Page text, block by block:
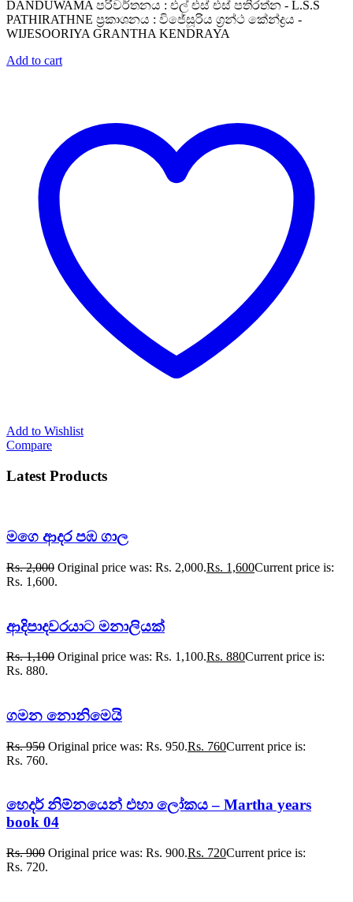
DANDUWAMA පරිවර්තනය : එල් එස් එස් පතිරත්න - L.S.S
PATHIRATHNE ප්‍රකාශනය : විජේසූරිය ග්‍රන්ථ කේන්ද්‍රය -
WIJESOORIYA GRANTHA KENDRAYA
Add to cart
Add to Wishlist
Compare
Latest Products
මගෙ ආදර පඹ ගාල
Rs.2,000 Original price was: Rs. 2,000.Rs. 1,600Current price is:
Rs. 1,600.
ආදිපාදවරයාට මනාලියක්
Rs.1,100 Original price was: Rs. 1,100.Rs. 880Current price is:
Rs. 880.
ගමන නොනිමෙයි
Rs.950 Original price was: Rs. 950.Rs. 760Current price is:
Rs. 760.
හෙදර් නිම්නයෙන් එහා ලෝකය – Martha years
book 04
Rs.900 Original price was: Rs. 900.Rs. 720Current price is:
Rs. 720.